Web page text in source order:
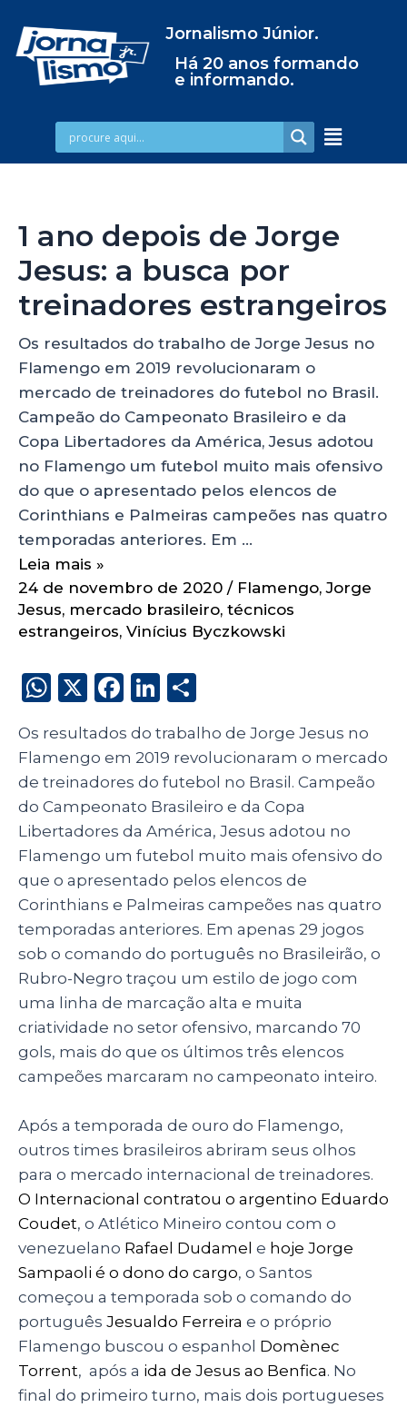
Jornalismo Júnior.
Há 20 anos formando
e informando.
1 ano depois de Jorge
Jesus: a busca por
treinadores estrangeiros
Os resultados do trabalho de Jorge Jesus no
Flamengo em 2019 revolucionaram o
mercado de treinadores do futebol no Brasil.
Campeão do Campeonato Brasileiro e da
Copa Libertadores da América, Jesus adotou
no Flamengo um futebol muito mais ofensivo
do que o apresentado pelos elencos de
Corinthians e Palmeiras campeões nas quatro
temporadas anteriores. Em …
Leia mais »
24 de novembro de 2020 / Flamengo,Jorge
Jesus, mercado brasileiro, técnicos
estrangeiros, Vinícius Byczkowski
W
a
ts
A
p
p
X
F
c
e
b
o
o
k
Li
k
e
dI
n
a
re
Os resultados do trabalho de Jorge Jesus no
Flamengo em 2019 revolucionaram o mercado
de treinadores do futebol no Brasil. Campeão
do Campeonato Brasileiro e da Copa
Libertadores da América, Jesus adotou no
Flamengo um futebol muito mais ofensivo do
que o apresentado pelos elencos de
Corinthians e Palmeiras campeões nas quatro
temporadas anteriores. Em apenas 29 jogos
sob o comando do português no Brasileirão, o
Rubro-Negro traçou um estilo de jogo com
uma linha de marcação alta e muita
criatividade no setor ofensivo, marcando 70
gols, mais do que os últimos três elencos
campeões marcaram no campeonato inteiro.
Após a temporada de ouro do Flamengo,
outros times brasileiros abriram seus olhos
para o mercado internacional de treinadores.
O Internacional contratou o argentino Eduardo
Coudet, o Atlético Mineiro contou com o
venezuelano Rafael Dudamel e hoje Jorge
Sampaoli é o dono do cargo, o Santos
começou a temporada sob o comando do
português Jesualdo Ferreira e o próprio
Flamengo buscou o espanhol Domènec
Torrent, após a ida de Jesus ao Benfica. No
final do primeiro turno, mais dois portugueses